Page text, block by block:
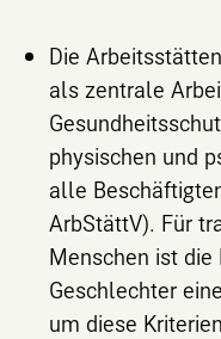
Die
als zentrale
physischen und
alle
ArbStättV). Für
Menschen ist
Geschlechter
um diese